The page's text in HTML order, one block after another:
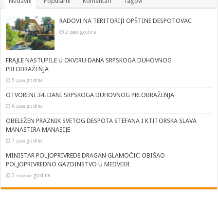
RADOVI NA TERITORIJI OPŠTINE DESPOTOVAC
2 дана godina
FRAJLE NASTUPILE U OKVIRU DANA SRPSKOGA DUHOVNOG
PREOBRAŽENJA
5 дана godina
OTVORENI 34. DANI SRPSKOGA DUHOVNOG PREOBRAŽENJA
6 дана godina
OBELEŽEN PRAZNIK SVETOG DESPOTA STEFANA I KTITORSKA SLAVA
MANASTIRA MANASIJE
7 дана godina
MINISTAR POLJOPRIVREDE DRAGAN GLAMOČIĆ OBIŠAO
POLJOPRIVREDNO GAZDINSTVO U MEDVEĐI
2 седмице godina